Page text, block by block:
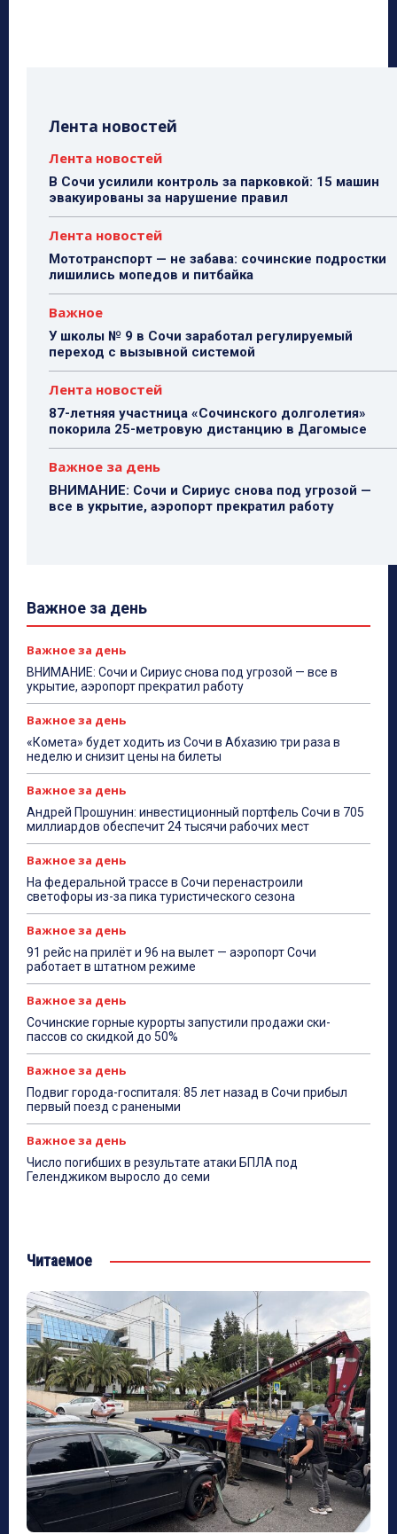
Лента новостей
Лента новостей
В Сочи усилили контроль за парковкой: 15 машин
эвакуированы за нарушение правил
Лента новостей
Мототранспорт — не забава: сочинские подростки
лишились мопедов и питбайка
Важное
У школы № 9 в Сочи заработал регулируемый
переход с вызывной системой
Лента новостей
87-летняя участница «Сочинского долголетия»
покорила 25-метровую дистанцию в Дагомысе
Важное за день
ВНИМАНИЕ: Сочи и Сириус снова под угрозой —
все в укрытие, аэропорт прекратил работу
Важное за день
Важное за день
ВНИМАНИЕ: Сочи и Сириус снова под угрозой — все в
укрытие, аэропорт прекратил работу
Важное за день
«Комета» будет ходить из Сочи в Абхазию три раза в
неделю и снизит цены на билеты
Важное за день
Андрей Прошунин: инвестиционный портфель Сочи в 705
миллиардов обеспечит 24 тысячи рабочих мест
Важное за день
На федеральной трассе в Сочи перенастроили
светофоры из-за пика туристического сезона
Важное за день
91 рейс на прилёт и 96 на вылет — аэропорт Сочи
работает в штатном режиме
Важное за день
Сочинские горные курорты запустили продажи ски-
пассов со скидкой до 50%
Важное за день
Подвиг города-госпиталя: 85 лет назад в Сочи прибыл
первый поезд с ранеными
Важное за день
Число погибших в результате атаки БПЛА под
Геленджиком выросло до семи
Читаемое